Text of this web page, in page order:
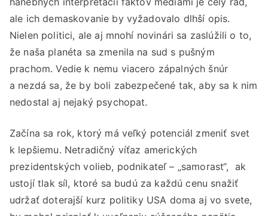
ale ich demaskovanie by vyžadovalo dlhší opis.
Nielen politici, ale aj mnohí novinári sa zaslúžili o to,
že naša planéta sa zmenila na sud s pušným
prachom. Vedie k nemu viacero zápalných šnúr
a nezdá sa, že by boli zabezpečené tak, aby sa k nim
nedostal aj nejaký psychopat.
Začína sa rok, ktorý má veľký potenciál zmeniť svet
k lepšiemu. Netradičný víťaz amerických
prezidentských volieb, podnikateľ – „samorast“, ak
ustojí tlak síl, ktoré sa budú za každú cenu snažiť
udržať doterajší kurz politiky USA doma aj vo svete,